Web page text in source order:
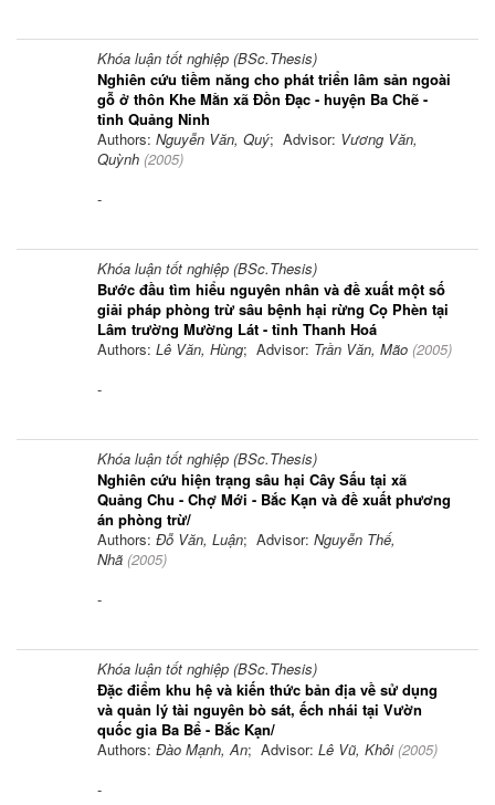
Khóa luận tốt nghiệp (BSc.Thesis)
Nghiên cứu tiềm năng cho phát triển lâm sản ngoài
gỗ ở thôn Khe Mằn xã Đồn Đạc - huyện Ba Chẽ -
tỉnh Quảng Ninh
Authors: Nguyễn Văn, Quý; Advisor: Vương Văn,
Quỳnh (2005)
-
Khóa luận tốt nghiệp (BSc.Thesis)
Bước đầu tìm hiểu nguyên nhân và đề xuất một số
giải pháp phòng trừ sâu bệnh hại rừng Cọ Phèn tại
Lâm trường Mường Lát - tỉnh Thanh Hoá
Authors: Lê Văn, Hùng; Advisor: Trần Văn, Mão (2005)
-
Khóa luận tốt nghiệp (BSc.Thesis)
Nghiên cứu hiện trạng sâu hại Cây Sấu tại xã
Quảng Chu - Chợ Mới - Bắc Kạn và đề xuất phương
án phòng trừ/
Authors: Đỗ Văn, Luận; Advisor: Nguyễn Thế,
Nhã (2005)
-
Khóa luận tốt nghiệp (BSc.Thesis)
Đặc điểm khu hệ và kiến thức bản địa về sử dụng
và quản lý tài nguyên bò sát, ếch nhái tại Vườn
quốc gia Ba Bể - Bắc Kạn/
Authors: Đào Mạnh, An; Advisor: Lê Vũ, Khôi(2005)
-